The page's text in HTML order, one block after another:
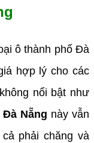
ô thành phố Đà
hợp lý cho các
nổi bật như
Nẵng này vẫn
phải chăng và